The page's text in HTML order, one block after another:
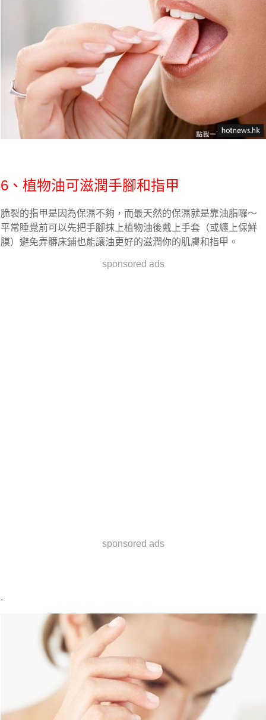
6、植物油可滋潤手腳和指甲
脆裂的指甲是因為保濕不夠，而最天然的保濕就是靠油脂囉～
平常睡覺前可以先把手腳抹上植物油後戴上手套（或纏上保鮮
膜）避免弄髒床鋪也能讓油更好的滋潤你的肌膚和指甲。
sponsored ads
sponsored ads
.